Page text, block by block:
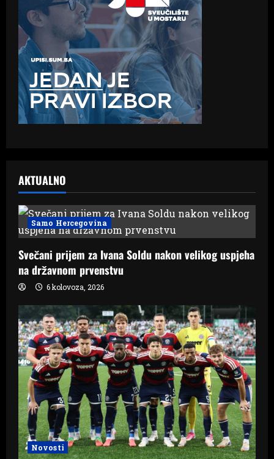
AKTUALNO
Samo Hercegovina
Svečani prijem za Ivana Soldu nakon velikog uspjeha
na državnom prvenstvu
6 kolovoza, 2026
Novosti